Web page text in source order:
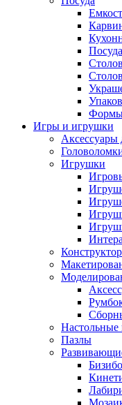
Игры и игрушки
Аксессуары
Игрушки
Настольные
Пазлы